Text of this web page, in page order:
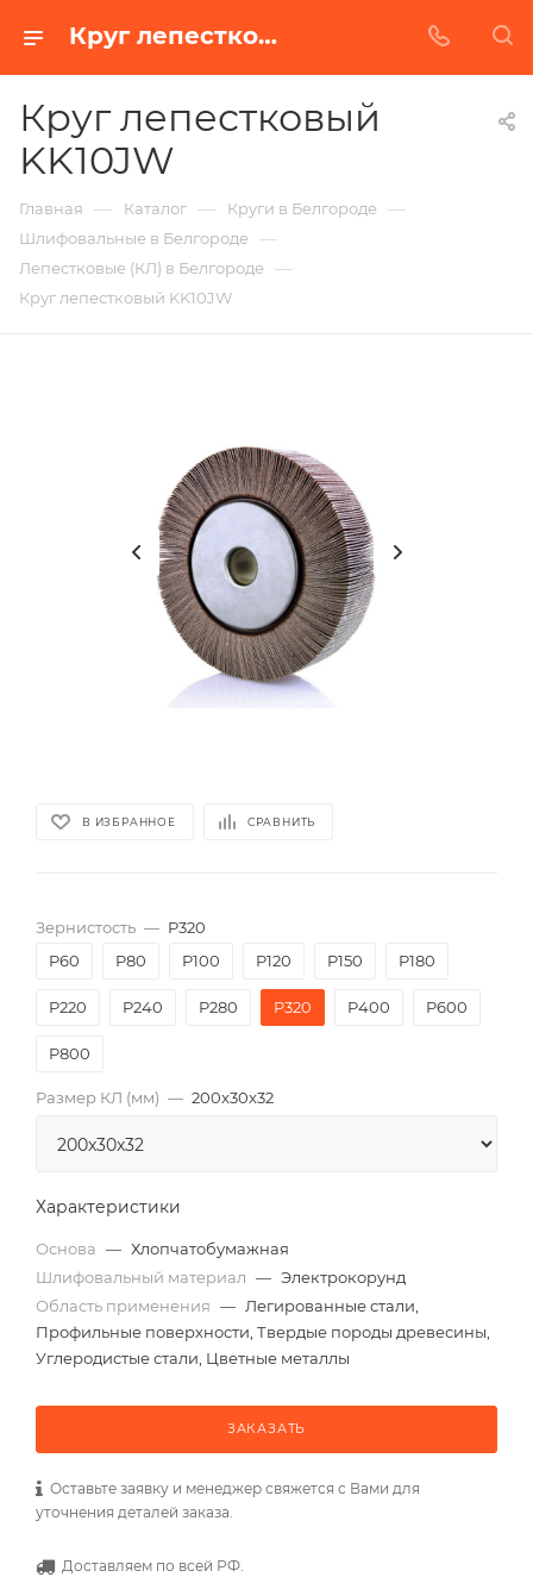
Круг лепестковый KK10JW в Белгороде | Купить по недорогой цене от Абразивного Завода
Круг лепестковый
KK10JW
Главная — Каталог — Круги в Белгороде —
Шлифовальные в Белгороде —
Лепестковые (КЛ) в Белгороде —
Круг лепестковый KK10JW
В ИЗБРАННОЕ СРАВНИТЬ
Зернистость — P320
P60
P80 P100 P120 P150 P180
P220 P240 P280 P320 P400 P600
P800
Размер КЛ (мм) — 200x30x32
Характеристики
Основа — Хлопчатобумажная
Шлифовальный материал — Электрокорунд
Область применения — Легированные стали,
Профильные поверхности, Твердые породы древесины,
Углеродистые стали, Цветные металлы
ЗАКАЗАТЬ
Оставьте заявку и менеджер свяжется с Вами для
уточнения деталей заказа.
Доставляем по всей РФ.